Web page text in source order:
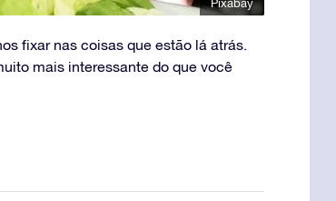
Pixabay
fixar nas coisas que estão lá atrás.
mais interessante do que você